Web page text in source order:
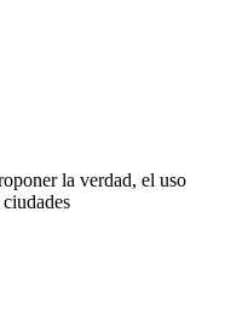
la verdad, el uso